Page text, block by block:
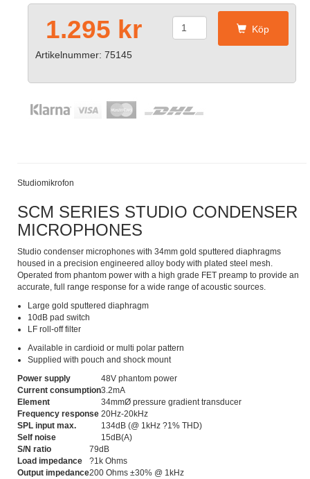
1.295 kr Köp
Artikelnummer: 75145
Studiomikrofon
SCM SERIES STUDIO CONDENSER
MICROPHONES
Studio condenser microphones with 34mm gold sputtered diaphragms
housed in a precision engineered alloy body with plated steel mesh.
Operated from phantom power with a high grade FET preamp to provide an
accurate, full range response for a wide range of acoustic sources.
Large gold sputtered diaphragm
10dB pad switch
LF roll-off filter
Available in cardioid or multi polar pattern
Supplied with pouch and shock mount
Power supply
48V phantom power
Current consumption3.2mA
Element
34mmØ pressure gradient transducer
Frequency response 20Hz-20kHz
SPL input max.
134dB (@ 1kHz ?1% THD)
Self noise
15dB(A)
S/N ratio
79dB
Load impedance
?1k Ohms
Output impedance200 Ohms ±30% @ 1kHz